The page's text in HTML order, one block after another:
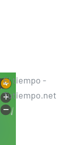
El tiempo -
Tutiempo.net